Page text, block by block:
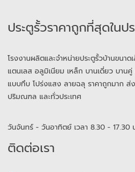
ประตูรั้วราคาถูกที่สุดในป
โรงงานผลิตและจำหน่ายประตูรั้วบ้านขนา
แตนเลส อลูมิเนียม เหล็ก บานเดี่ยว บาน
แบบทึบ โปร่งแสง ลายฉลุ ราคาถูกมาก ส่
ปริมณฑล และทั่วประเทศ
วันจันทร์ - วันอาทิตย์ เวลา 8.30 - 17.30
ติดต่อเรา